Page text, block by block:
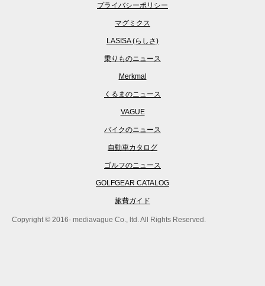
プライバシーポリシー
マグミクス
LASISA (らしさ)
乗りものニュース
Merkmal
くるまのニュース
VAGUE
バイクのニュース
自動車カタログ
ゴルフのニュース
GOLFGEAR CATALOG
旅費ガイド
Copyright © 2016- mediavague Co., ltd. All Rights Reserved.